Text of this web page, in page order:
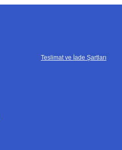
Teslimat ve İade Şartları